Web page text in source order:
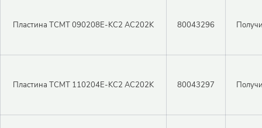
Пластина TCMT 090208E-KC2 AC202K 80043296
Пластина TCMT 110204E-KC2 AC202K 80043297